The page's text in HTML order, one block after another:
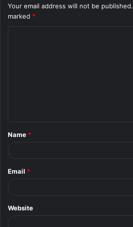
Your email address will not be published.
marked *
*
Name *
Email *
Website